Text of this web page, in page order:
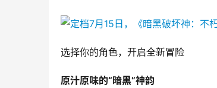
选择你的角色，开启全新冒险
原汁原味的“暗黑”神韵